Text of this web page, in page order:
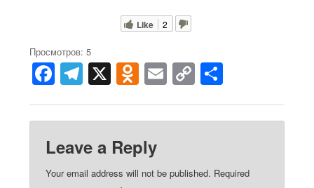
Like 2
Просмотров: 5
F
a
c
e
b
T
el
e
gr
a
X O
d
n
o
kl
E
m
ail
C
o
p
Li
h
ar
Leave a Reply
Your email address will not be published. Required